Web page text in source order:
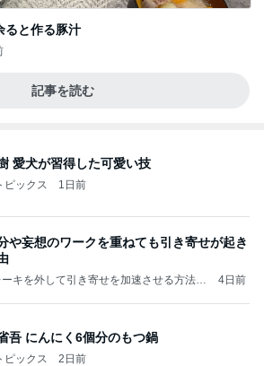
ると作る豚汁
記事を読む
愛犬が習得した可愛い技
ピックス 1日前
や妄想のワークを重ねても引き寄せが起き
キを外して引き寄せを加速させる方法：
4日前
吾 にんにく6個分のもつ鍋
ピックス 2日前